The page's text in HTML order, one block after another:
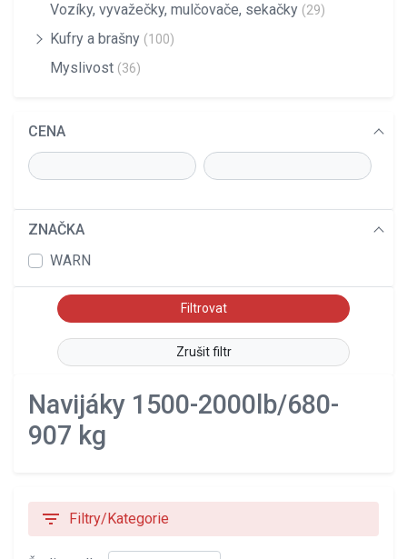
Vozíky, vyvažečky, mulčovače, sekačky (29)
Kufry a brašny (100)
Myslivost (36)
CENA
ZNAČKA
WARN
Zrušit filtr
Navijáky 1500-2000lb/680-
907 kg
filter_list Filtry/Kategorie